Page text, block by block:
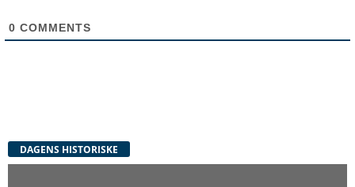
0 COMMENTS
DAGENS HISTORISKE